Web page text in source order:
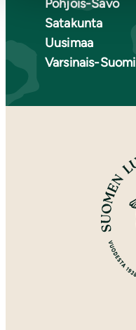
Pohjois-Savo
Satakunta
Uusimaa
Varsinais-Suomi